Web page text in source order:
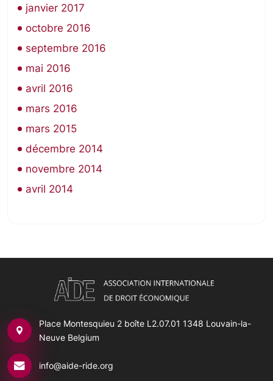
janvier 2017
octobre 2016
septembre 2016
mai 2016
avril 2016
mars 2016
mars 2015
décembre 2014
novembre 2014
avril 2014
Place Montesquieu 2 boîte L2.07.01 1348 Louvain-la-
Neuve Belgium
info@aide-ride.org